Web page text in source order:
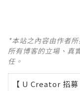
*本站之內容由作者
所有博客的立場、真
任。
【 U Creator 招募